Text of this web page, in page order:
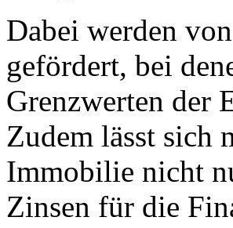
Dabei werden
gefördert, bei
Grenzwerten der
Zudem lässt sich
Immobilie nicht
Zinsen für die